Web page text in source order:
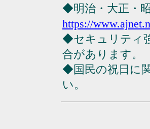
◆明治・大正・
https://
◆セキュリティ
合があります。
◆国民の祝日に
い。